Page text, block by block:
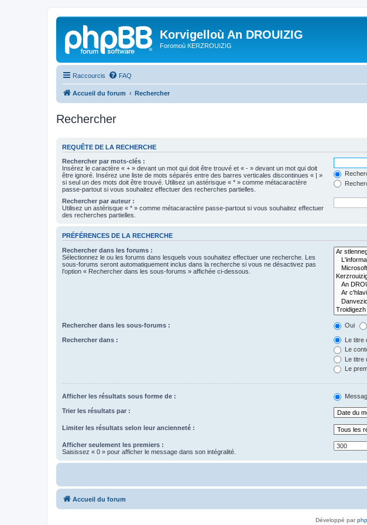
Korvigelloù An DROUIZIG
Foromoù KERZROUIZIG
Raccourcis FAQ
Accueil du forum Rechercher
Rechercher
REQUÊTE DE LA RECHERCHE
Rechercher par mots-clés :
Insérez le caractère « + » devant un mot qui doit être trouvé et « - » devant un mot qui doit
être ignoré. Insérez une liste de mots séparés entre des barres verticales discontinues « | »
si seul un des mots doit être trouvé. Utilisez un astérisque « * » comme métacaractère
passe-partout si vous souhaitez effectuer des recherches partielles.
Rechercher par auteur :
Utilisez un astérisque « * » comme métacaractère passe-partout si vous souhaitez effectuer
des recherches partielles.
PRÉFÉRENCES DE LA RECHERCHE
Rechercher dans les forums :
Sélectionnez le ou les forums dans lesquels vous souhaitez effectuer une recherche. Les
sous-forums seront automatiquement inclus dans la recherche si vous ne désactivez pas
l’option « Rechercher dans les sous-forums » affichée ci-dessous.
Rechercher dans les sous-forums : Oui
Rechercher dans :
Le titre
Le
Le titre
Le
Afficher les résultats sous forme de :
Trier les résultats par :
Limiter les résultats selon leur ancienneté :
Afficher seulement les premiers :
Saisissez « 0 » pour afficher le message dans son intégralité.
Accueil du forum
Développé par